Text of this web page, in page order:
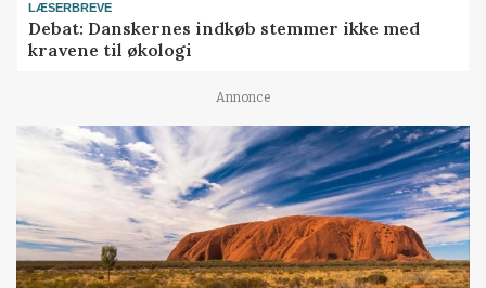
LÆSERBREVE
Debat: Danskernes indkøb stemmer ikke med
kravene til økologi
Annonce